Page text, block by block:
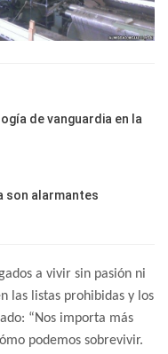
de vanguardia en la
son alarmantes
a vivir sin pasión ni
las listas prohibidas y los
“Nos importa más
podemos sobrevivir.